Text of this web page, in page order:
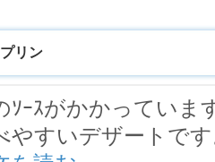
リン
ｿｰｽがかかっていま
やすいデザートで